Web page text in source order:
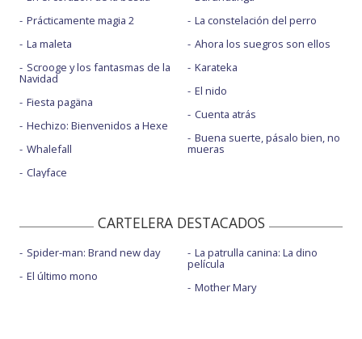
Prácticamente magia 2
La maleta
Scrooge y los fantasmas de la
Navidad
Fiesta pagäna
Hechizo: Bienvenidos a Hexe
Whalefall
Clayface
La constelación del perro
Ahora los suegros son ellos
Karateka
El nido
Cuenta atrás
Buena suerte, pásalo bien, no
mueras
CARTELERA DESTACADOS
Spider-man: Brand new day
El último mono
La patrulla canina: La dino
película
Mother Mary